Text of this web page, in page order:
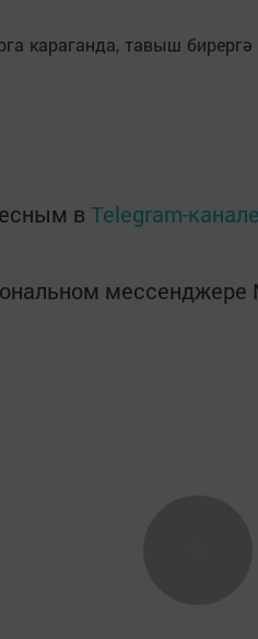
караганда, тавыш
в Telegram-канале
мессенджере